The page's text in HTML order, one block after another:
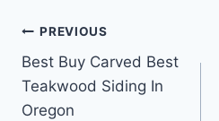
PREVIOUS
Best Buy Carved Best
Teakwood Siding In
Oregon